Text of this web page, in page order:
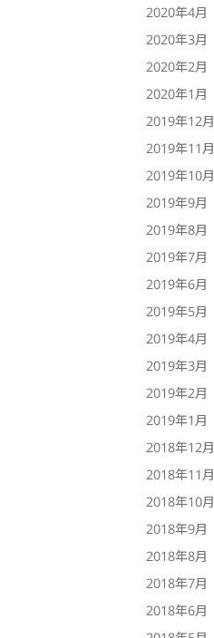
2020年4月
2020年3月
2020年2月
2020年1月
2019年12月
2019年11月
2019年10月
2019年9月
2019年8月
2019年7月
2019年6月
2019年5月
2019年4月
2019年3月
2019年2月
2019年1月
2018年12月
2018年11月
2018年10月
2018年9月
2018年8月
2018年7月
2018年6月